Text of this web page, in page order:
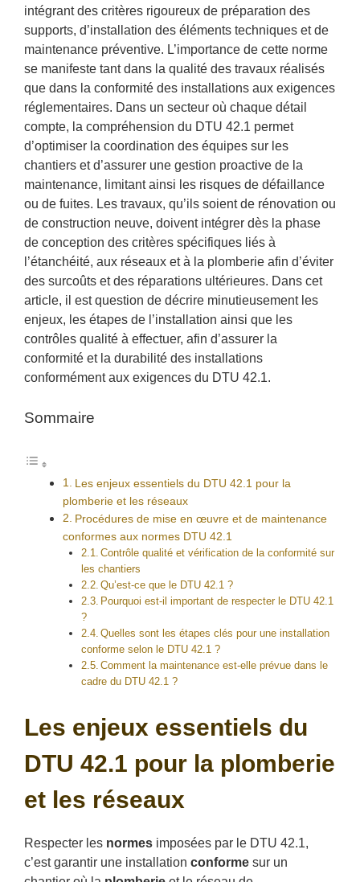
intégrant des critères rigoureux de préparation des
supports, d’installation des éléments techniques et de
maintenance préventive. L’importance de cette norme
se manifeste tant dans la qualité des travaux réalisés
que dans la conformité des installations aux exigences
réglementaires. Dans un secteur où chaque détail
compte, la compréhension du DTU 42.1 permet
d’optimiser la coordination des équipes sur les
chantiers et d’assurer une gestion proactive de la
maintenance, limitant ainsi les risques de défaillance
ou de fuites. Les travaux, qu’ils soient de rénovation ou
de construction neuve, doivent intégrer dès la phase
de conception des critères spécifiques liés à
l’étanchéité, aux réseaux et à la plomberie afin d’éviter
des surcoûts et des réparations ultérieures. Dans cet
article, il est question de décrire minutieusement les
enjeux, les étapes de l’installation ainsi que les
contrôles qualité à effectuer, afin d’assurer la
conformité et la durabilité des installations
conformément aux exigences du DTU 42.1.
Sommaire
Les enjeux essentiels du DTU 42.1 pour la
plomberie et les réseaux
Procédures de mise en œuvre et de maintenance
conformes aux normes DTU 42.1
Contrôle qualité et vérification de la conformité sur
les chantiers
Qu’est-ce que le DTU 42.1 ?
Pourquoi est-il important de respecter le DTU 42.1
?
Quelles sont les étapes clés pour une installation
conforme selon le DTU 42.1 ?
Comment la maintenance est-elle prévue dans le
cadre du DTU 42.1 ?
Les enjeux essentiels du
DTU 42.1 pour la plomberie
et les réseaux
Respecter les normes imposées par le DTU 42.1,
c’est garantir une installation conforme sur un